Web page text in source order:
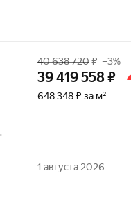
40 638 720₽ –3%
39 419 558₽
648 348 ₽ за м²
1 августа 2026